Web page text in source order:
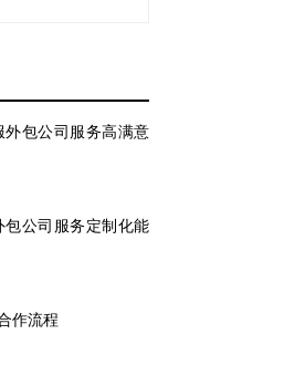
包公司服务高满意
公司服务定制化能
作流程